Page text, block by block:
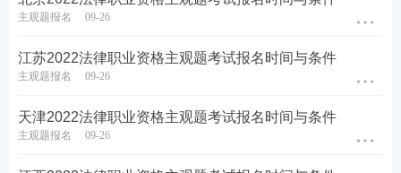
主观题提分技巧，硬核通关
只需要跟着老师学，顺利突破合格线♥
报考关注：【法考主观题报名时间】【法考报考信息
查询】
主观题报名 09-26
江苏2022法律职业资格主观题考试报名时间与条件
主观题报名 09-26
天津2022法律职业资格主观题考试报名时间与条件
主观题报名 09-26